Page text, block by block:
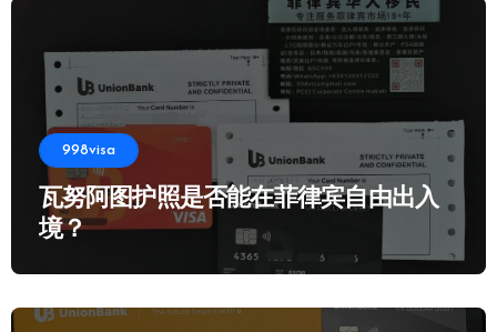
998visa
瓦努阿图护照是否能在菲律宾自由出入
境？